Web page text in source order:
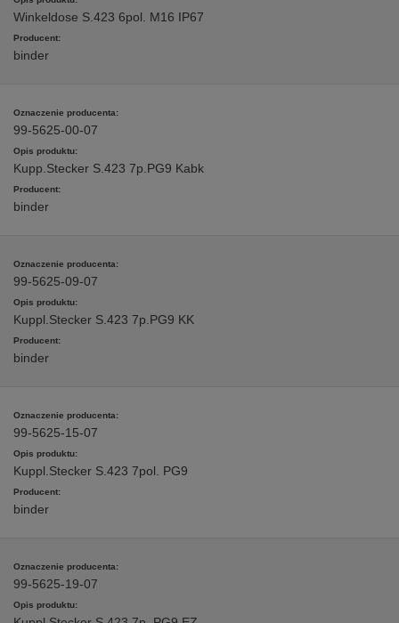
Winkeldose S.423 6pol. M16 IP67
binder
99-5625-00-07
Kupp.Stecker S.423 7p.PG9 Kabk
binder
99-5625-09-07
Kuppl.Stecker S.423 7p.PG9 KK
binder
99-5625-15-07
Kuppl.Stecker S.423 7pol. PG9
binder
99-5625-19-07